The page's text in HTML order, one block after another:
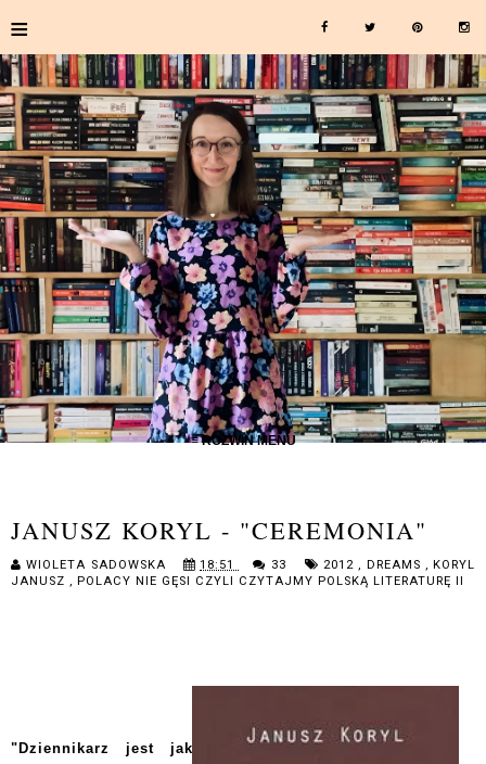
≡
≡ ROZWIŃ MENU
JANUSZ KORYL - "CEREMONIA"
WIOLETA SADOWSKA 18:51 33 2012, DREAMS , KORYL
JANUSZ , POLACY NIE GĘSI CZYLI CZYTAJMY POLSKĄ LITERATURĘ II
"Dziennikarz jest jak